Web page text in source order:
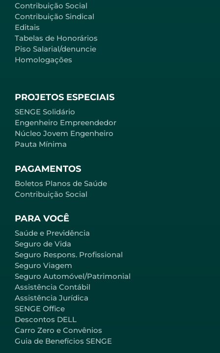
PARA VOCÊ
Saúde e Previdência
Seguro de Vida
Seguro Respons. Profissional
Seguro Viagem
Seguro Automóvel/Patrimonial
Assistência Contábil
Assistência Jurídica
SENGE Office
Descontos DELL
Carro Zero e Convênios
Guia de Benefícios SENGE
Contribuição Social
Contribuição Sindical
Editais
Tabelas de Honorários
Piso Salarial/denuncie
Homologações
PROJETOS ESPECIAIS
SENGE Solidário
Engenheiro Empreendedor
Núcleo Jovem Engenheiro
Pauta Mínima
PAGAMENTOS
Boletos Planos de Saúde
Contribuição Social